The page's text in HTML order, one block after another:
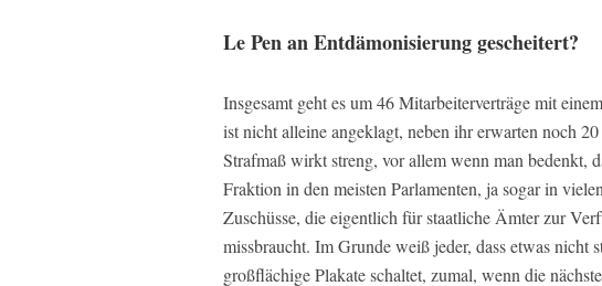
Le Pen an Entdämonisierung gescheitert?
Insgesamt geht es um 46 Mitarbeiterverträge mit
ist nicht alleine angeklagt, neben ihr erwarten noch
Strafmaß wirkt streng, vor allem wenn man bedenkt,
Fraktion in den meisten Parlamenten, ja sogar in
Zuschüsse, die eigentlich für staatliche Ämter zur
missbraucht. Im Grunde weiß jeder, dass etwas nicht
großflächige Plakate schaltet, zumal, wenn die